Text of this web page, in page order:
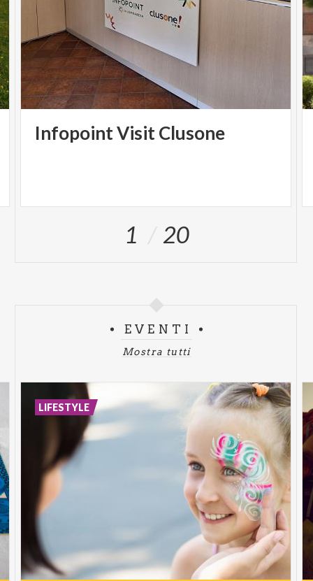
InfopointVisitClusone
1 20
EVENTI
Mostra tutti
LIFESTYLE